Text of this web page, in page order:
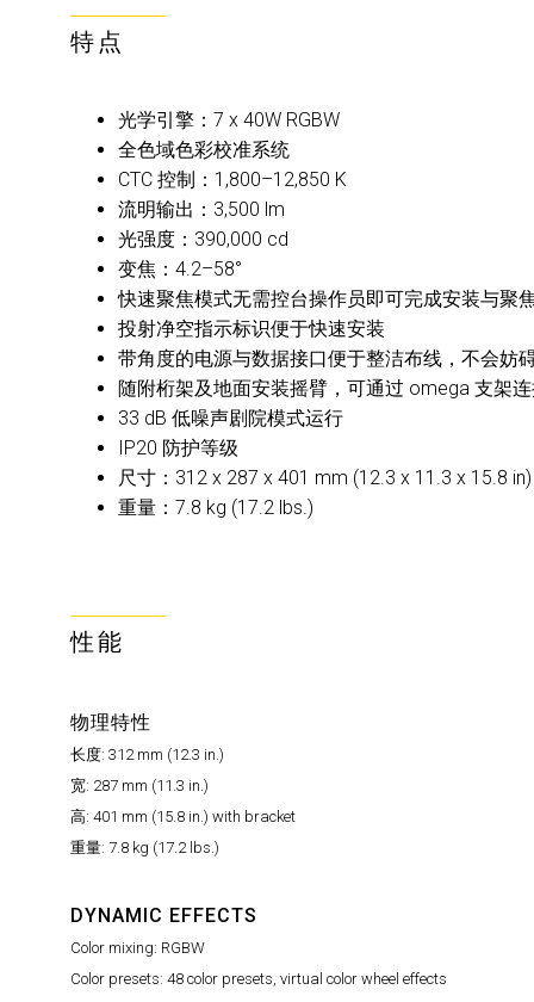
特点
光学引擎：7 x 40W RGBW
全色域色彩校准系统
CTC 控制：1,800–12,850 K
流明输出：3,500 lm
光强度：390,000 cd
变焦：4.2–58°
快速聚焦模式无需控台操作员即可完成安装与聚
投射净空指示标识便于快速安装
带角度的电源与数据接口便于整洁布线，不会妨
随附桁架及地面安装摇臂，可通过 omega 支架
33 dB 低噪声剧院模式运行
IP20 防护等级
尺寸：312 x 287 x 401 mm (12.3 x 11.3 x 15.8
重量：7.8 kg (17.2 lbs.)
性能
物理特性
长度: 312 mm (12.3 in.)
宽: 287 mm (11.3 in.)
高: 401 mm (15.8 in.) with bracket
重量: 7.8 kg (17.2 lbs.)
DYNAMIC EFFECTS
Color mixing: RGBW
Color presets: 48 color presets, virtual color wheel effects